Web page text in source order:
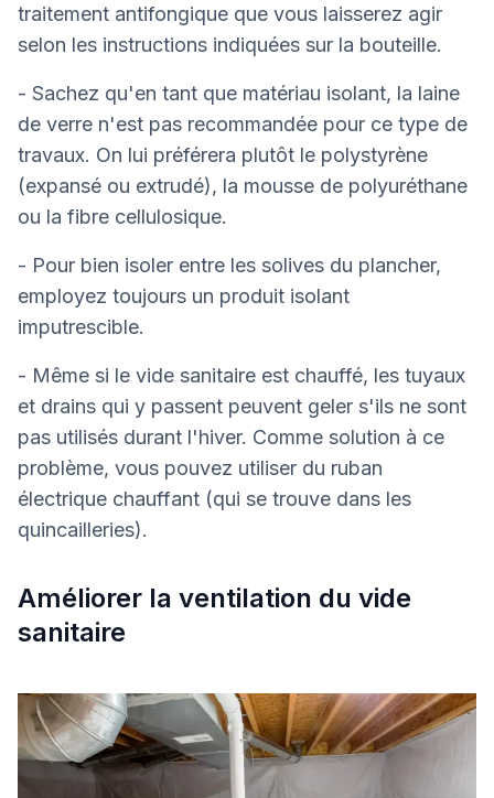
traitement antifongique que vous laisserez agir
selon les instructions indiquées sur la bouteille.
- Sachez qu'en tant que matériau isolant, la laine
de verre n'est pas recommandée pour ce type de
travaux. On lui préférera plutôt le polystyrène
(expansé ou extrudé), la mousse de polyuréthane
ou la fibre cellulosique.
- Pour bien isoler entre les solives du plancher,
employez toujours un produit isolant
imputrescible.
- Même si le vide sanitaire est chauffé, les tuyaux
et drains qui y passent peuvent geler s'ils ne sont
pas utilisés durant l'hiver. Comme solution à ce
problème, vous pouvez utiliser du ruban
électrique chauffant (qui se trouve dans les
quincailleries).
Améliorer la ventilation du vide
sanitaire